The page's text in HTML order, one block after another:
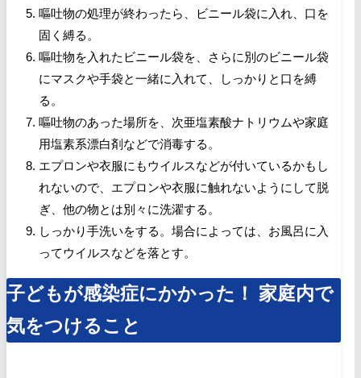
嘔吐物の処理が終わったら、ビニール袋に入れ、口を
固く縛る。
嘔吐物を入れたビニール袋を、さらに別のビニール袋
にマスクや手袋と一緒に入れて、しっかりと口を縛
る。
嘔吐物のあった場所を、次亜塩素酸ナトリウムや家庭
用塩素系漂白剤などで消毒する。
エプロンや衣服にもウイルスなどが付いているかもし
れないので、エプロンや衣服に触れないようにして脱
ぎ、他の物とは別々に洗濯する。
しっかり手洗いをする。場合によっては、お風呂に入
ってウイルスなどを落とす。
子どもが感染症にかかった！ 家庭内で
気をつけること